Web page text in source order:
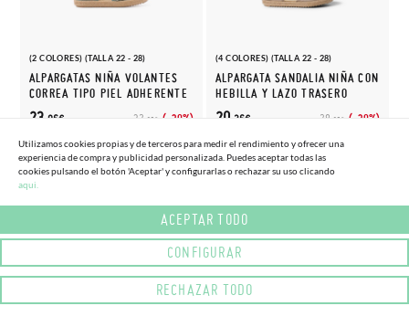
(2 COLORES) (TALLA 22 - 28)
ALPARGATAS NIÑA VOLANTES
CORREA TIPO PIEL ADHERENTE
32, 95€ (-30%)
23, 06€
(4 COLORES) (TALLA 22 - 28)
ALPARGATA SANDALIA NIÑA CON
HEBILLA Y LAZO TRASERO
28, 95€ (-30%)
20, 26€
Utilizamos cookies propias y de terceros para medir el rendimiento y ofrecer una
experiencia de compra y publicidad personalizada. Puedes aceptar todas las
cookies pulsando el botón 'Aceptar' y configurarlas o rechazar su uso clicando
aqui.
ACEPTAR TODO
CONFIGURAR
RECHAZAR TODO